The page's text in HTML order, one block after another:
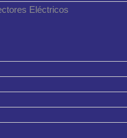
Eléctricos